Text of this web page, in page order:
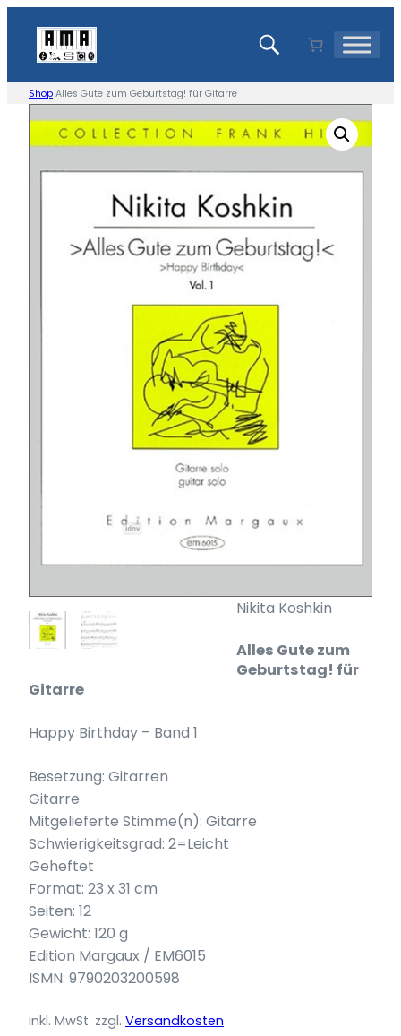
Inhalt
springen
Shop Alles Gute zum Geburtstag! für Gitarre
Nikita Koshkin
Alles Gute zum
Geburtstag! für
Gitarre
Happy Birthday – Band 1
Besetzung: Gitarren
Gitarre
Mitgelieferte Stimme(n): Gitarre
Schwierigkeitsgrad: 2=Leicht
Geheftet
Format: 23 x 31 cm
Seiten: 12
Gewicht: 120 g
Edition Margaux / EM6015
ISMN: 9790203200598
inkl. MwSt. zzgl. Versandkosten